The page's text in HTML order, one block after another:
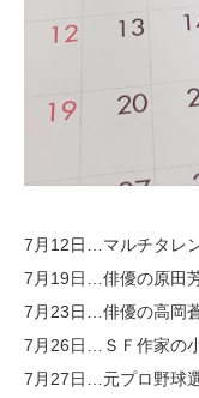
7月12日…マルチタレ
7月19日…俳優の原田
7月23日…俳優の高岡
7月26日…ＳＦ作家の
7月27日…元プロ野球